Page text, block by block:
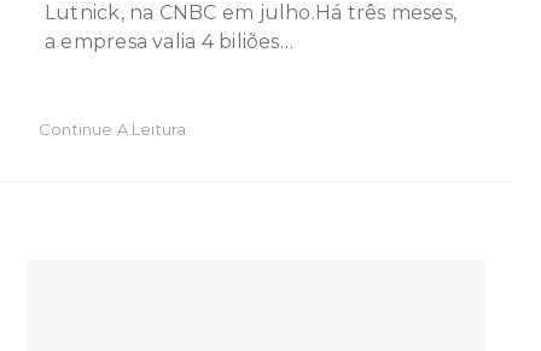
Lutnick, na CNBC em julho.Há três meses,
a empresa valia 4 biliões…
Continue A Leitura